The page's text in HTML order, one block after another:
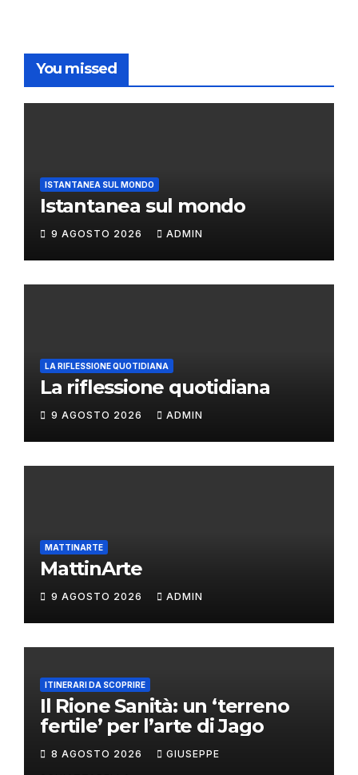
You missed
ISTANTANEA SUL MONDO
Istantanea sul mondo
9 AGOSTO 2026 ADMIN
LA RIFLESSIONE QUOTIDIANA
La riflessione quotidiana
9 AGOSTO 2026 ADMIN
MATTINARTE
MattinArte
9 AGOSTO 2026 ADMIN
ITINERARI DA SCOPRIRE
Il Rione Sanità: un ‘terreno
fertile’ per l’arte di Jago
8 AGOSTO 2026 GIUSEPPE